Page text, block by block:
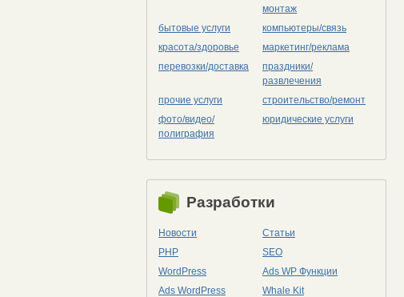
монтаж
бытовые услуги
компьютеры/cвязь
красота/здоровье
маркетинг/реклама
перевозки/доставка
праздники/
развлечения
прочие услуги
строительство/ремонт
фото/видео/
полиграфия
юридические услуги
Разработки
Новости
Статьи
PHP
SEO
WordPress
Ads WP Функции
Ads WordPress
Whale Kit